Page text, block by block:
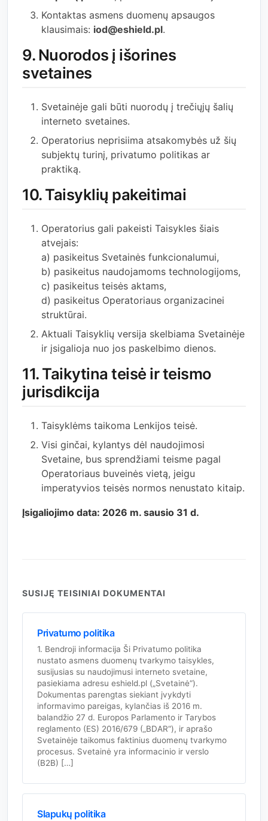
Kontaktas asmens duomenų apsaugos
klausimais: iod@eshield.pl.
9. Nuorodos į išorines
svetaines
Svetainėje gali būti nuorodų į trečiųjų šalių
interneto svetaines.
Operatorius neprisiima atsakomybės už šių
subjektų turinį, privatumo politikas ar
praktiką.
10. Taisyklių pakeitimai
Operatorius gali pakeisti Taisykles šiais
atvejais:
a) pasikeitus Svetainės funkcionalumui,
b) pasikeitus naudojamoms technologijoms,
c) pasikeitus teisės aktams,
d) pasikeitus Operatoriaus organizacinei
struktūrai.
Aktuali Taisyklių versija skelbiama Svetainėje
ir įsigalioja nuo jos paskelbimo dienos.
11. Taikytina teisė ir teismo
jurisdikcija
Taisyklėms taikoma Lenkijos teisė.
Visi ginčai, kylantys dėl naudojimosi
Svetaine, bus sprendžiami teisme pagal
Operatoriaus buveinės vietą, jeigu
imperatyvios teisės normos nenustato kitaip.
Įsigaliojimo data: 2026 m. sausio 31 d.
SUSIJĘ TEISINIAI DOKUMENTAI
Privatumo politika
1. Bendroji informacija Ši Privatumo politika
nustato asmens duomenų tvarkymo taisykles,
susijusias su naudojimusi interneto svetaine,
pasiekiama adresu eshield.pl („Svetainė“).
Dokumentas parengtas siekiant įvykdyti
informavimo pareigas, kylančias iš 2016 m.
balandžio 27 d. Europos Parlamento ir Tarybos
reglamento (ES) 2016/679 („BDAR“), ir aprašo
Svetainėje taikomus faktinius duomenų tvarkymo
procesus. Svetainė yra informacinio ir verslo
(B2B) […]
Slapukų politika